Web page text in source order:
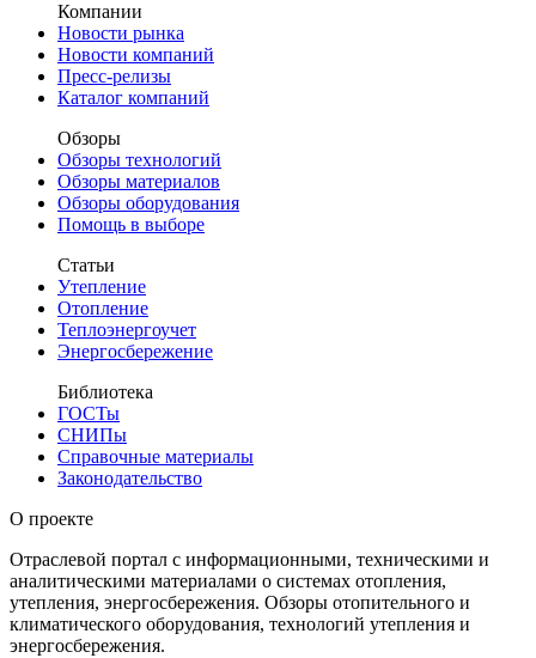
Компании
Новости рынка
Новости компаний
Пресс-релизы
Каталог компаний
Обзоры
Обзоры технологий
Обзоры материалов
Обзоры оборудования
Помощь в выборе
Статьи
Утепление
Отопление
Теплоэнергоучет
Энергосбережение
Библиотека
ГОСТы
СНИПы
Справочные материалы
Законодательство
О проекте
Отраслевой портал с информационными, техническими и
аналитическими материалами о системах отопления,
утепления, энергосбережения. Обзоры отопительного и
климатического оборудования, технологий утепления и
энергосбережения.